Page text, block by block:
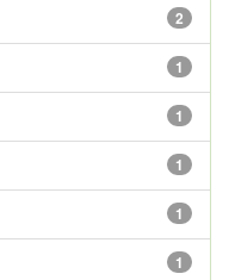
2
1
1
1
1
1